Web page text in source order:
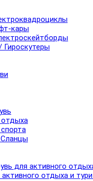
кары
для активного
отдыха и